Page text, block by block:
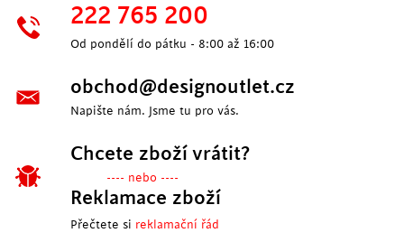
222 765 200
Od pondělí do pátku - 8:00 až 16:00
obchod@designoutlet.cz
Napište nám. Jsme tu pro vás.
Chcete zboží vrátit?
---- nebo ----
Reklamace zboží
Přečtete si reklamační řád